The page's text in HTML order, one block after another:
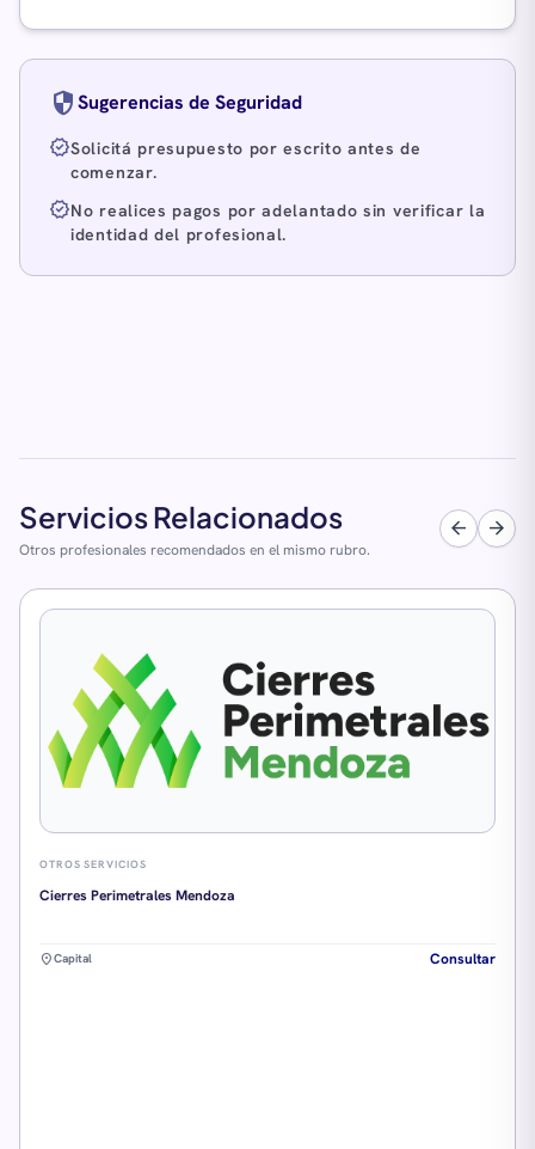
securitySugerencias de Seguridad
verifiedSolicitá presupuesto por escrito antes de
comenzar.
verifiedNo realices pagos por adelantado sin verificar la
identidad del profesional.
Servicios Relacionados
Otros profesionales recomendados en el mismo rubro.
arrow_back arrow_forward
OTROS SERVICIOS
Cierres Perimetrales Mendoza
location_onCapital Consultar